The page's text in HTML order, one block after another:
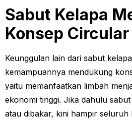
Sabut Kelapa
Konsep
Keunggulan lain dari sabut
kemampuannya mendukung
yaitu memanfaatkan limbah
ekonomi tinggi. Jika dahulu
atau dibakar, kini hampir seluruh